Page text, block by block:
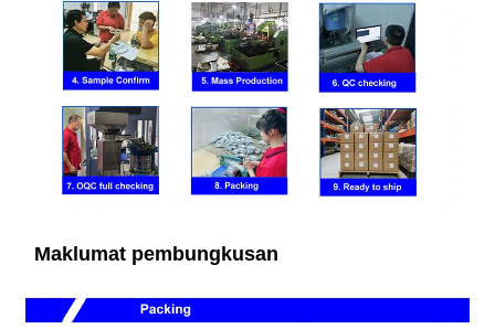
Maklumat pembungkusan